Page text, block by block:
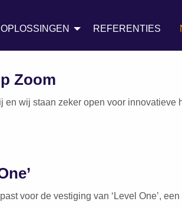
OPLOSSINGEN REFERENTIES
Zoom
wij staan zeker open voor innovatieve
voor de vestiging van ‘Level One’,